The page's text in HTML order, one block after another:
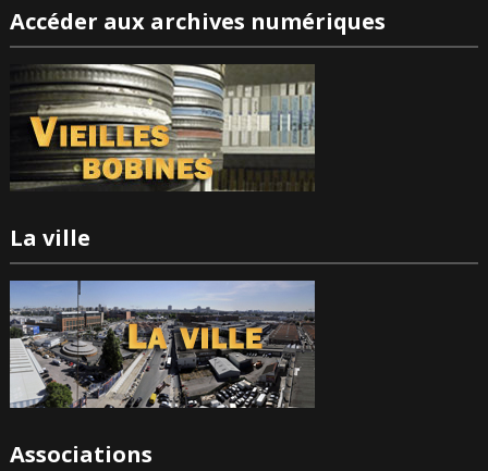
Accéder aux archives numériques
La ville
Associations